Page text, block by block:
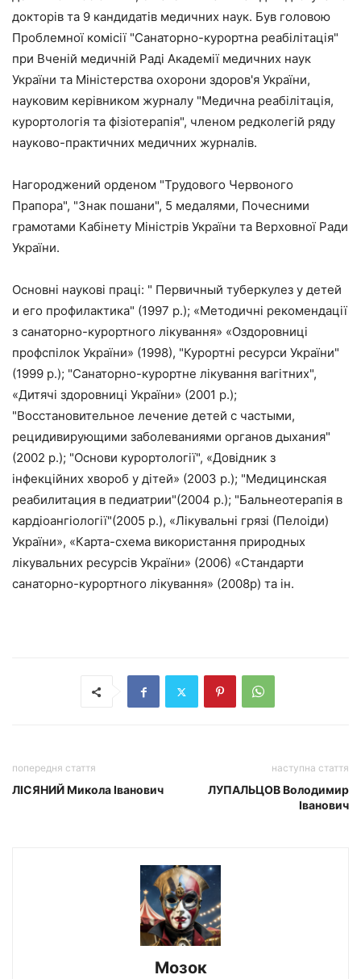
докторів та 9 кандидатів медичних наук. Був головою
Проблемної комісії "Санаторно-курортна реабілітація"
при Вченій медичній Раді Академії медичних наук
України та Міністерства охорони здоров'я України,
науковим керівником журналу "Медична реабілітація,
курортологія та фізіотерапія", членом редколегій ряду
науково-практичних медичних журналів.
Нагороджений орденом "Трудового Червоного
Прапора", "Знак пошани", 5 медалями, Почесними
грамотами Кабінету Міністрів України та Верховної Ради
України.
Основні наукові праці: " Первичный туберкулез у детей
и его профилактика" (1997 р.); «Методичні рекомендації
з санаторно-курортного лікування» «Оздоровниці
профспілок України» (1998), "Курортні ресурси України"
(1999 р.); "Санаторно-курортне лікування вагітних",
«Дитячі здоровниці України» (2001 р.);
"Восстановительное лечение детей с частыми,
рецидивирующими заболеваниями органов дыхания"
(2002 р.); "Основи курортології", «Довідник з
інфекційних хвороб у дітей» (2003 р.); "Медицинская
реабилитация в педиатрии"(2004 р.); "Бальнеотерапія в
кардіоангіології"(2005 р.), «Лікувальні грязі (Пелоіди)
України», «Карта-схема використання природных
лікувальних ресурсів України» (2006) «Стандарти
санаторно-курортного лікування» (2008р) та ін.
попередня стаття
ЛІСЯНИЙ Микола Іванович
наступна стаття
ЛУПАЛЬЦОВ Володимир
Іванович
Мозок